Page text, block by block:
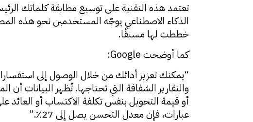
تعتمد هذه التقنية على توسيع مطابقة كلماتك
الذكاء الاصطناعي يوجّه المستخدمين نحو هذه
خططت لها مسبقًا.
كما أوضحت Google:
“يمكنك تعزيز أدائك من خلال الوصول إلى
أو قيمة التحويل بنفس تكلفة الاكتساب أو العائد
عبارات، فإن معدل التحسن يصل إلى 27٪.”